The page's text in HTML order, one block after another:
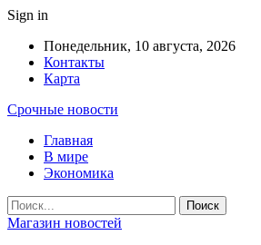
Sign in
Понедельник, 10 августа, 2026
Контакты
Карта
Срочные новости
Главная
В мире
Экономика
Магазин новостей